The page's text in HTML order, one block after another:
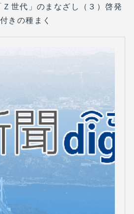
世代」のまなざし（３）啓発
きの種まく